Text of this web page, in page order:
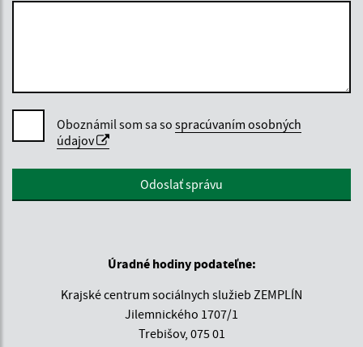
Oboznámil som sa so spracúvaním osobných
údajov
Google reCaptcha ResponseOdoslať správu
Úradné hodiny podateľne:
Krajské centrum sociálnych služieb ZEMPLÍN
Jilemnického 1707/1
Trebišov, 075 01